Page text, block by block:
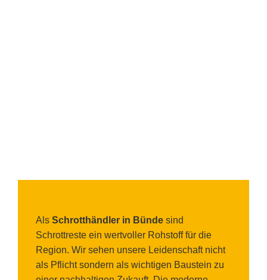
Als Schrotthändler in Bünde sind
Schrottreste ein wertvoller Rohstoff für die
Region. Wir sehen unsere Leidenschaft nicht
als Pflicht sondern als wichtigen Baustein zu